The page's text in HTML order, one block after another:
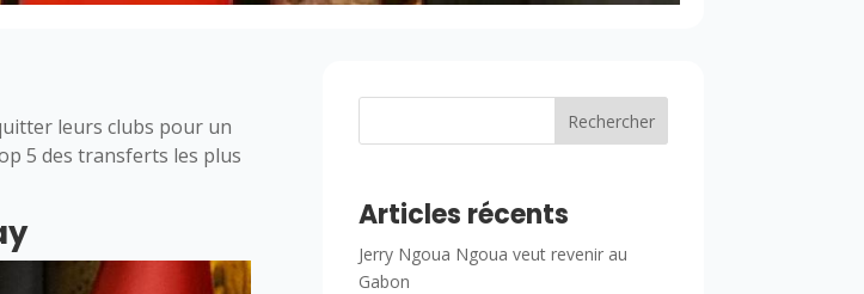
leurs clubs pour un
5 des transferts les plus
Rechercher
Articles récents
Jerry Ngoua Ngoua veut revenir au
Gabon